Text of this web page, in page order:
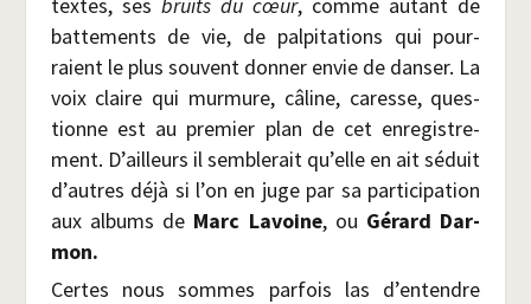
bat­te­ments de vie, de pal­pi­ta­tions qui pour­
raient le plus sou­vent don­ner envie de dan­ser. La
voix claire qui mur­mure, câline, caresse, ques­
tionne est au pre­mier plan de cet enre­gis­tre­
ment. D’ailleurs il sem­ble­rait qu’elle en ait séduit
d’autres déjà si l’on en juge par sa par­ti­ci­pa­tion
aux albums de Marc Lavoine, ou Gérard Dar­
mon.
Certes nous sommes par­fois las d’entendre